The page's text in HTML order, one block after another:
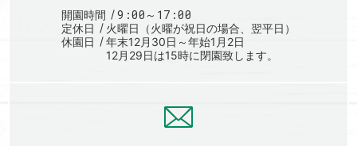
開園時間 9:00～17:00
定休日
火曜日（火曜が祝日の場合、翌平日）
休園日
年末12月30日～年始1月2日
12月29日は15時に閉園致します。